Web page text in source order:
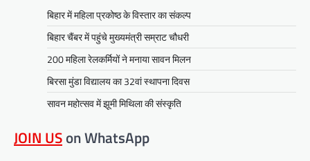
बिहार में महिला प्रकोष्ठ के विस्तार का संकल्प
बिहार चैंबर में पहुंचे मुख्यमंत्री सम्राट चौधरी
200 महिला रेलकर्मियों ने मनाया सावन मिलन
बिरसा मुंडा विद्यालय का 32वां स्थापना दिवस
सावन महोत्सव में झूमी मिथिला की संस्कृति
JOIN USon WhatsApp